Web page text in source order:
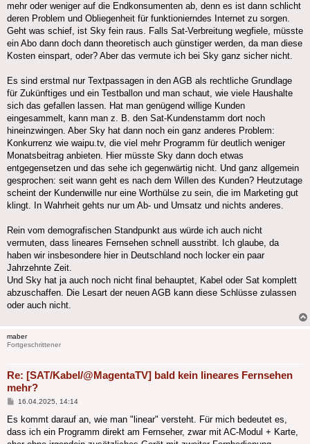
mehr oder weniger auf die Endkonsumenten ab, denn es ist dann schlicht
deren Problem und Obliegenheit für funktionierndes Internet zu sorgen.
Geht was schief, ist Sky fein raus. Falls Sat-Verbreitung wegfiele, müsste
ein Abo dann doch dann theoretisch auch günstiger werden, da man diese
Kosten einspart, oder? Aber das vermute ich bei Sky ganz sicher nicht.
Es sind erstmal nur Textpassagen in den AGB als rechtliche Grundlage
für Zukünftiges und ein Testballon und man schaut, wie viele Haushalte
sich das gefallen lassen. Hat man genügend willige Kunden
eingesammelt, kann man z. B. den Sat-Kundenstamm dort noch
hineinzwingen. Aber Sky hat dann noch ein ganz anderes Problem:
Konkurrenz wie waipu.tv, die viel mehr Programm für deutlich weniger
Monatsbeitrag anbieten. Hier müsste Sky dann doch etwas
entgegensetzen und das sehe ich gegenwärtig nicht. Und ganz allgemein
gesprochen: seit wann geht es nach dem Willen des Kunden? Heutzutage
scheint der Kundenwille nur eine Worthülse zu sein, die im Marketing gut
klingt. In Wahrheit gehts nur um Ab- und Umsatz und nichts anderes.
Rein vom demografischen Standpunkt aus würde ich auch nicht
vermuten, dass lineares Fernsehen schnell ausstribt. Ich glaube, da
haben wir insbesondere hier in Deutschland noch locker ein paar
Jahrzehnte Zeit.
Und Sky hat ja auch noch nicht final behauptet, Kabel oder Sat komplett
abzuschaffen. Die Lesart der neuen AGB kann diese Schlüsse zulassen
oder auch nicht.
maber
Fortgeschrittener
Re: [SAT/Kabel/@MagentaTV] bald kein lineares Fernsehen
mehr?
Beitrag
16.04.2025, 14:14
Es kommt darauf an, wie man "linear" versteht. Für mich bedeutet es,
dass ich ein Programm direkt am Fernseher, zwar mit AC-Modul + Karte,